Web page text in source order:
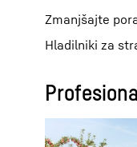
Zmanjšajte
Hladilniki za